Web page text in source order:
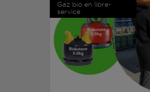
Gaz bio en libre-
service